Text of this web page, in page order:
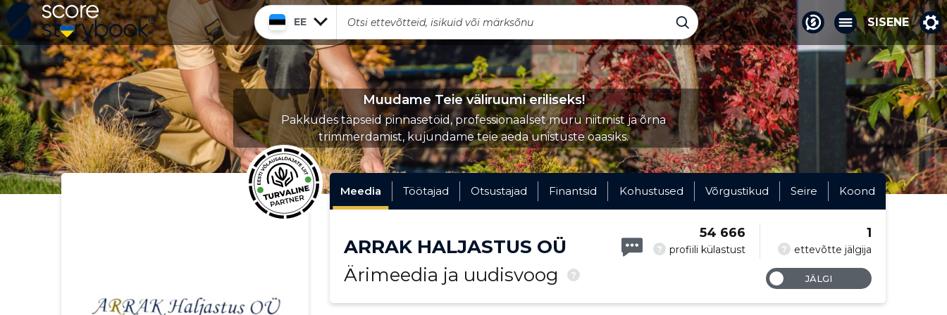
EE SISENE
Muudame Teie väliruumi eriliseks!
Pakkudes täpseid pinnasetöid, professionaalset muru niitmist ja õrna
trimmerdamist, kujundame teie aeda unistuste oaasiks.
Meedia Töötajad Otsustajad Finantsid Kohustused Võrgustikud Seire Koond
ARRAK HALJASTUS OÜ
Ärimeedia ja uudisvoog
?
? profiili külastust
54 666
? ettevõtte jälgija
1
JÄLGI